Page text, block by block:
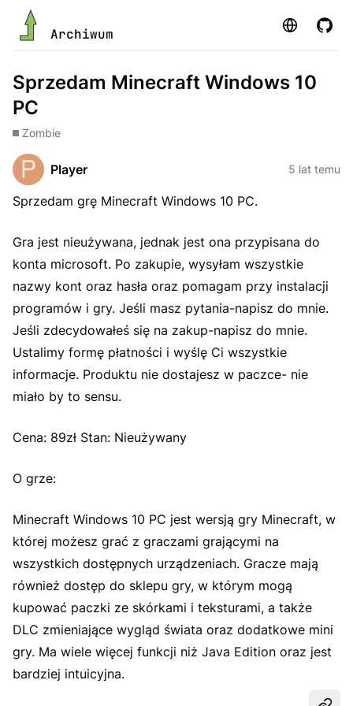
Archiwum Strona
Sprzedam Minecraft Windows 10
PC
Zombie
Player 5 lat temu
Sprzedam grę Minecraft Windows 10 PC.
Gra jest nieużywana, jednak jest ona przypisana do
konta microsoft. Po zakupie, wysyłam wszystkie
nazwy kont oraz hasła oraz pomagam przy instalacji
programów i gry. Jeśli masz pytania-napisz do mnie.
Jeśli zdecydowałeś się na zakup-napisz do mnie.
Ustalimy formę płatności i wyślę Ci wszystkie
informacje. Produktu nie dostajesz w paczce- nie
miało by to sensu.
Cena: 89zł Stan: Nieużywany
O grze:
Minecraft Windows 10 PC jest wersją gry Minecraft, w
której możesz grać z graczami grającymi na
wszystkich dostępnych urządzeniach. Gracze mają
również dostęp do sklepu gry, w którym mogą
kupować paczki ze skórkami i teksturami, a także
DLC zmieniające wygląd świata oraz dodatkowe mini
gry. Ma wiele więcej funkcji niż Java Edition oraz jest
bardziej intuicyjna.